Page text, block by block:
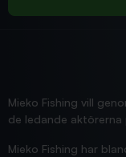
Jensa
Mieko Fishing vill
de ledande aktörerna
Mieko Fishing har